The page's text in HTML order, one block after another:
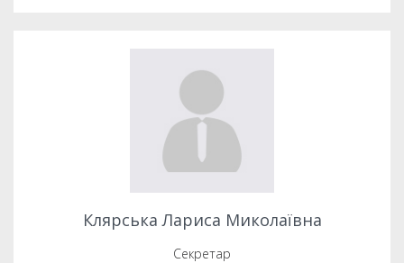
Клярська Лариса Миколаївна
Секретар